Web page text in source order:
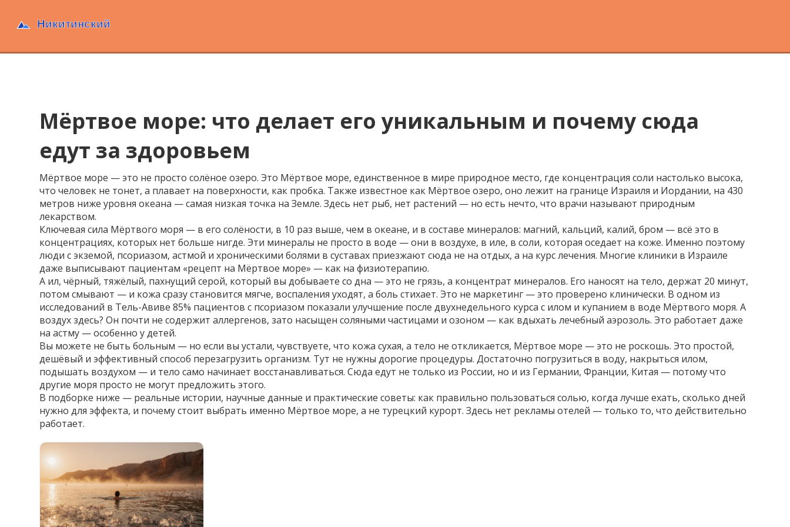
Мёртвое море: что делает его уникальным и почему сюда
едут за здоровьем
Мёртвое море — это не просто солёное озеро. Это Мёртвое море,единственное в мире природное место, где концентрация соли настолько высока,
что человек не тонет, а плавает на поверхности, как пробка. Также известное как Мёртвое озеро, оно лежит на границе Израиля и Иордании, на 430
метров ниже уровня океана — самая низкая точка на Земле. Здесь нет рыб, нет растений — но есть нечто, что врачи называют природным
лекарством.
Ключевая сила Мёртвого моря — в егосолёности, в 10 раз выше, чем в океане, и в составе минералов: магний, кальций, калий, бром — всё это в
концентрациях, которых нет больше нигде. Эти минералы не просто в воде — они в воздухе, в иле, в соли, которая оседает на коже. Именно поэтому
люди с экземой, псориазом, астмой и хроническими болями в суставах приезжают сюда не на отдых, а на курс лечения. Многие клиники в Израиле
даже выписывают пациентам «рецепт на Мёртвое море» — как на физиотерапию.
А ил,чёрный, тяжёлый, пахнущий серой, который вы добываете со дна — это не грязь, а концентрат минералов. Его наносят на тело, держат 20 минут,
потом смывают — и кожа сразу становится мягче, воспаления уходят, а боль стихает. Это не маркетинг — это проверено клинически. В одном из
исследований в Тель-Авиве 85% пациентов с псориазом показали улучшение после двухнедельного курса с илом и купанием в воде Мёртвого моря. А
воздух здесь? Он почти не содержит аллергенов, зато насыщен соляными частицами и озоном — как вдыхать лечебный аэрозоль. Это работает даже
на астму — особенно у детей.
Вы можете не быть больным — но если вы устали, чувствуете, что кожа сухая, а тело не откликается, Мёртвое море — это не роскошь. Это простой,
дешёвый и эффективный способ перезагрузить организм. Тут не нужны дорогие процедуры. Достаточно погрузиться в воду, накрыться илом,
подышать воздухом — и тело само начинает восстанавливаться. Сюда едут не только из России, но и из Германии, Франции, Китая — потому что
другие моря просто не могут предложить этого.
В подборке ниже — реальные истории, научные данные и практические советы: как правильно пользоваться солью, когда лучше ехать, сколько дней
нужно для эффекта, и почему стоит выбрать именно Мёртвое море, а не турецкий курорт. Здесь нет рекламы отелей — только то, что действительно
работает.